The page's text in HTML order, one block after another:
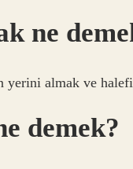
ne
yerini almak ve
demek?